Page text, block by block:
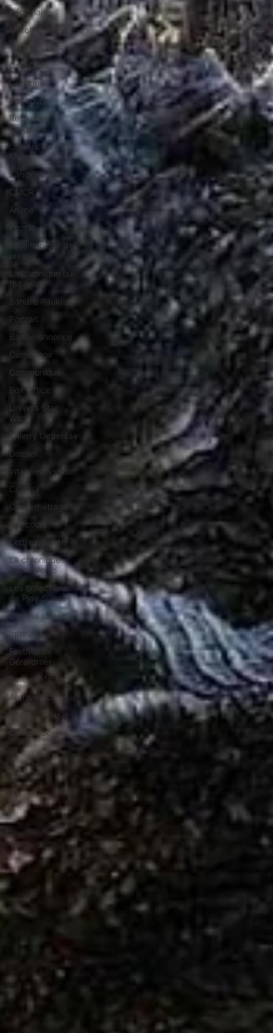
Régional
Merchandising
TWD Universe
Ciné Club
Critique
Concours
Retour en
images
Univers étendu
Marvel
Sandrine Bodin
CMCR
Anime
People
Communiqué de
presse
La chronique qui
fait peur
Sandro Paulo
Portrait
Bande-annonce
Carnet noir
Communiqué
Box Office
Univers Star
Wars
Thierry Uebersax
Dossier
Interview vidéo
Cinéma
Court-métrage
Concours
Lettre ouverte
La chronique
Recto Verso
Les collections
de Play Suisse
Cinéma suisse
Interviews
Festival de
Gérardmer
Ciné conférence
Archives Clap
Vente Boutique
Culture Geek